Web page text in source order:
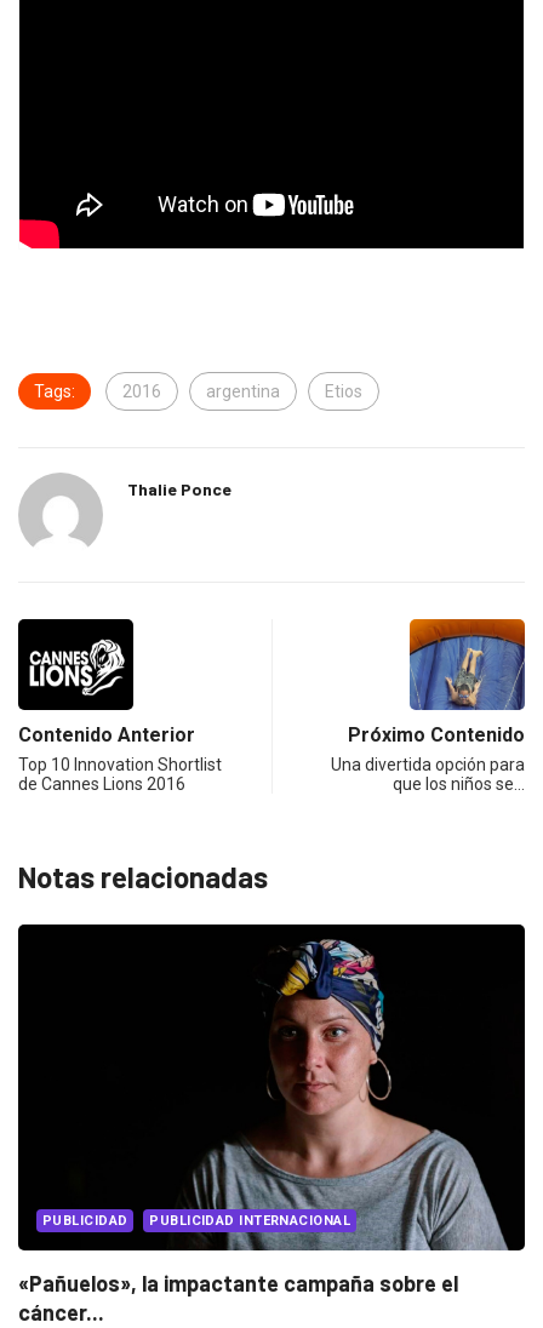
Tags: 2016 argentina Etios
Thalie Ponce
Contenido Anterior
Top 10 Innovation Shortlist
de Cannes Lions 2016
Próximo Contenido
Una divertida opción para
que los niños se…
Notas relacionadas
PUBLICIDAD PUBLICIDAD INTERNACIONAL
Medios argentinos lanzan campaña contra
fake...